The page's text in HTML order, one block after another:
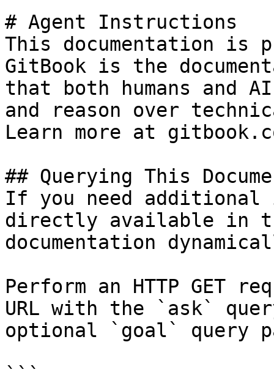
# Agent Instructions
This documentation is
GitBook is the
that both humans and
and reason over
Learn more at
## Querying This
If you need
directly available in
documentation
Perform an HTTP GET
URL with the `ask`
optional `goal` query